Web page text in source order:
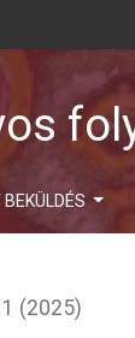
BEKÜLDÉS
(2025)